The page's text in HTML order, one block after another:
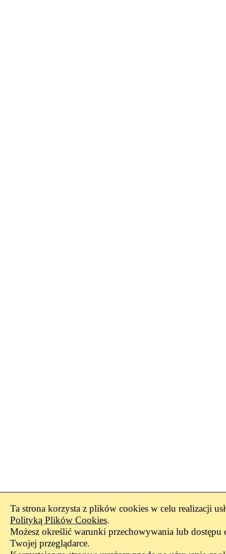
Ta strona korzysta z plików cookies w celu realizacji
Polityką Plików Cookies.
Możesz określić warunki przechowywania lub
Twojej przeglądarce.